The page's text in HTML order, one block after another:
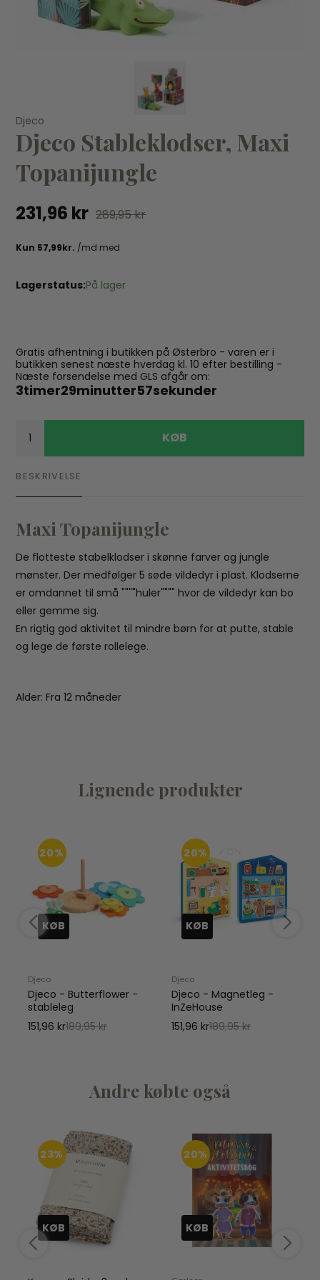
Konges Sløjd - Frugtsutter 2-Pak Almond/Terracotta
129,95 kr229,95 kr
Djeco
Djeco Stableklodser, Maxi
Topanijungle
231,96 kr 289,95 kr
Lagerstatus:På lager
Gratis afhentning i butikken på Østerbro - varen er i
butikken senest næste hverdag kl. 10 efter bestilling -
Næste forsendelse med GLS afgår om:
3timer29minutter56sekunder
KØB
BESKRIVELSE
Maxi Topanijungle
De flotteste stabelklodser i skønne farver og jungle
mønster. Der medfølger 5 søde vildedyr i plast. Klodserne
er omdannet til små """"huler"""" hvor de vildedyr kan bo
eller gemme sig.
En rigtig god aktivitet til mindre børn for at putte, stable
og lege de første rollelege.
Alder: Fra 12 måneder
Lignende produkter
20%
KØB
Djeco
Djeco - Butterflower -
stableleg
151,96 kr189,95 kr
20%
KØB
Djeco
Djeco - Magnetleg -
InZeHouse
151,96 kr189,95 kr
Andre købte også
23%
KØB
20%
KØB